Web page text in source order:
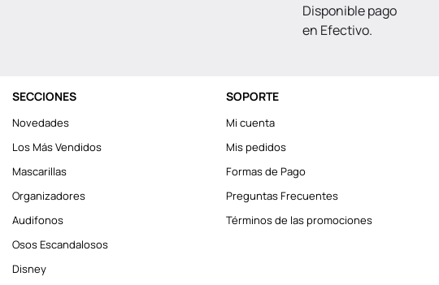
Disponible pago
en Efectivo.
SECCIONES
Novedades
Los Más Vendidos
Mascarillas
Organizadores
Audifonos
Osos Escandalosos
Disney
SOPORTE
Mi cuenta
Mis pedidos
Formas de Pago
Preguntas Frecuentes
Términos de las promociones